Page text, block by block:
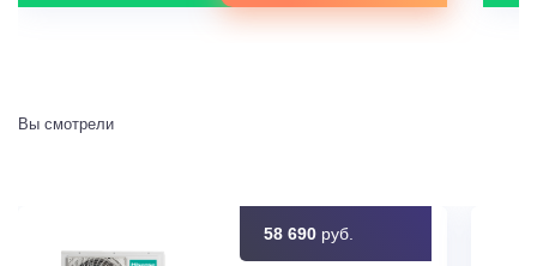
Вы смотрели
58 690 руб.